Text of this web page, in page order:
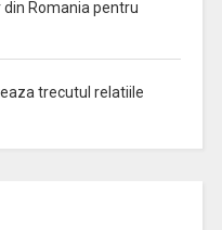
din Romania pentru
trecutul relatiile